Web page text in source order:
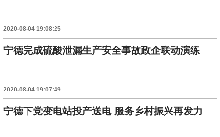
2020-08-04 19:08:25
宁德完成硫酸泄漏生产安全事故政企联动演练
2020-08-04 19:07:49
宁德下党变电站投产送电 服务乡村振兴再发力